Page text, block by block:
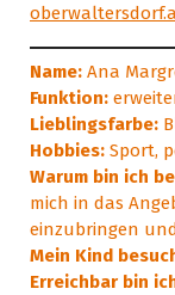
Name: Ana
Funktion:
Lieblingsfarbe:
Hobbies: Sport,
Warum bin ich
mich in das
einzubringen
Mein Kind
Erreichbar bin